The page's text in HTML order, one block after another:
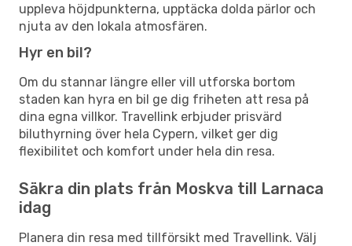
uppleva höjdpunkterna, upptäcka dolda pärlor och
njuta av den lokala atmosfären.
Hyr en bil?
Om du stannar längre eller vill utforska bortom
staden kan hyra en bil ge dig friheten att resa på
dina egna villkor. Travellink erbjuder prisvärd
biluthyrning över hela Cypern, vilket ger dig
flexibilitet och komfort under hela din resa.
Säkra din plats från Moskva till Larnaca
idag
Planera din resa med tillförsikt med Travellink. Välj